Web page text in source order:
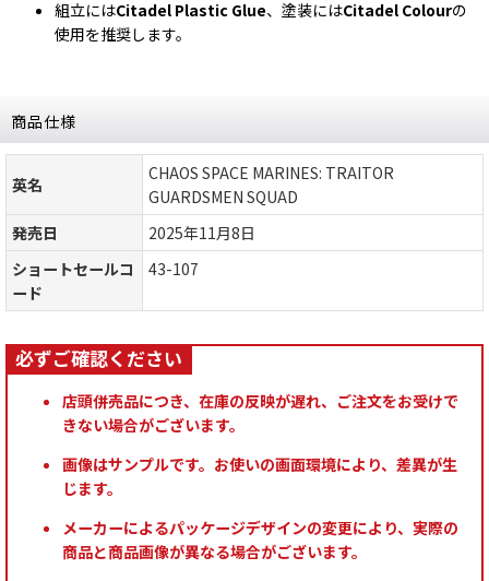
組立にはCitadel Plastic Glue、塗装にはCitadel Colourの
使用を推奨します。
商品仕様
英名
CHAOS SPACE MARINES: TRAITOR
GUARDSMEN SQUAD
発売日
2025年11月8日
ショートセールコ
ード
43-107
店頭併売品につき、在庫の反映が遅れ、ご注文をお受けで
きない場合がございます。
画像はサンプルです。お使いの画面環境により、差異が生
じます。
メーカーによるパッケージデザインの変更により、実際の
商品と商品画像が異なる場合がございます。